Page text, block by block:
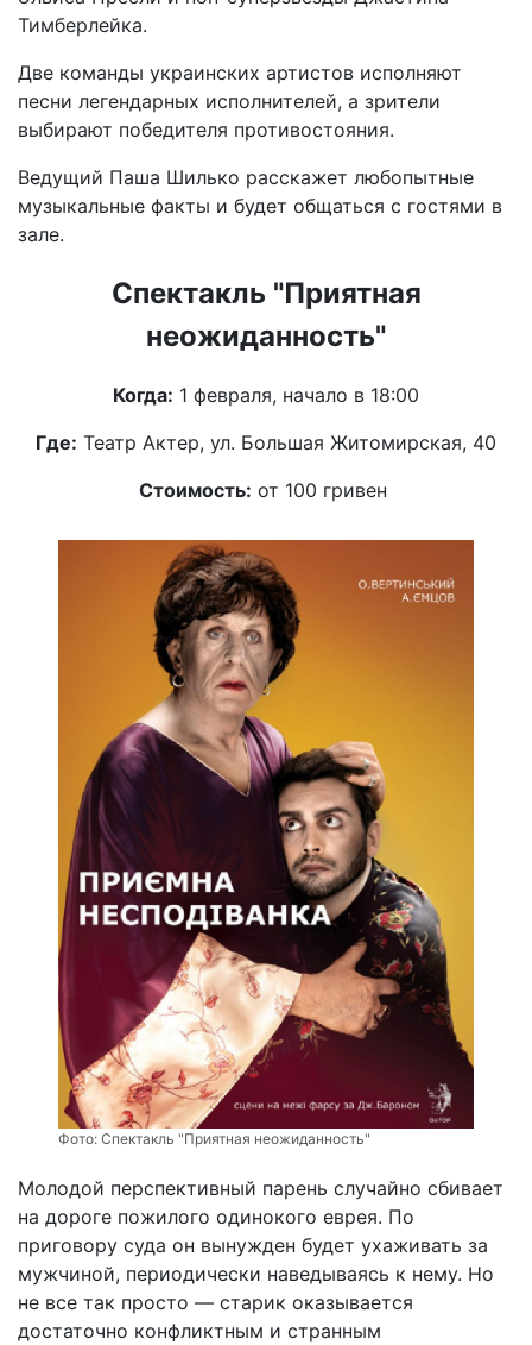
Тимберлейка.
Две команды украинских артистов исполняют
песни легендарных исполнителей, а зрители
выбирают победителя противостояния.
Ведущий Паша Шилько расскажет любопытные
музыкальные факты и будет общаться с гостями в
зале.
Спектакль "Приятная
неожиданность"
Когда: 1 февраля, начало в 18:00
Где: Театр Актер, ул. Большая Житомирская, 40
Стоимость: от 100 гривен
Фото: Спектакль "Приятная неожиданность"
Молодой перспективный парень случайно сбивает
на дороге пожилого одинокого еврея. По
приговору суда он вынужден будет ухаживать за
мужчиной, периодически наведываясь к нему. Но
не все так просто — старик оказывается
достаточно конфликтным и странным